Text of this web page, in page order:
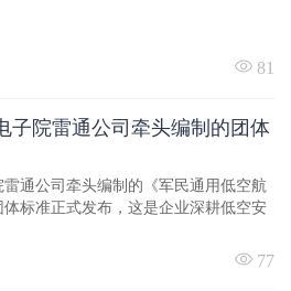
81
子院雷通公司牵头编制的团体
通公司牵头编制的《军民通用低空航
标准正式发布，这是企业深耕低空安
77